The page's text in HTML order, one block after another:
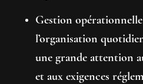
Gestion
l’organisation
une grande attention
et aux exigences